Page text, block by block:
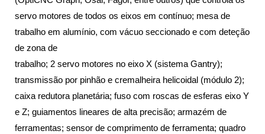
servo motores de todos os eixos em contínuo; mesa de
trabalho em alumínio, com vácuo seccionado e com deteção
de zona de
trabalho; 2 servo motores no eixo X (sistema Gantry);
transmissão por pinhão e cremalheira helicoidal (módulo 2);
caixa redutora planetária; fuso com roscas de esferas eixo Y
e Z; guiamentos lineares de alta precisão; armazém de
ferramentas; sensor de comprimento de ferramenta; quadro